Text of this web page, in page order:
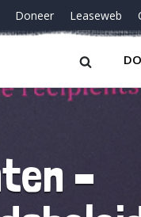
Doneer Leaseweb
–